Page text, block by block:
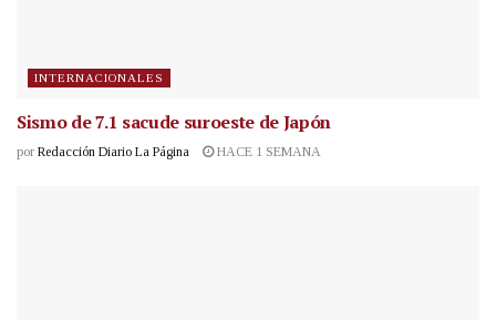
INTERNACIONALES
Sismo de 7.1 sacude suroeste de Japón
por Redacción Diario La Página HACE 1 SEMANA